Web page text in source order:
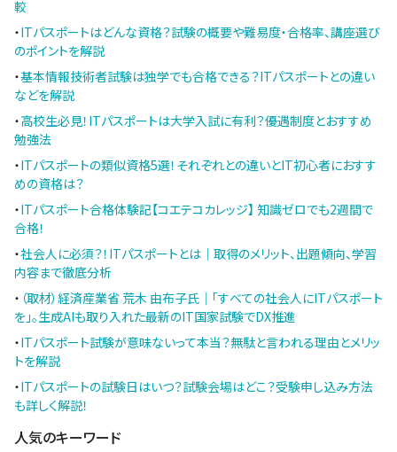
較
・ITパスポートはどんな資格？試験の概要や難易度・合格率、講座選び
のポイントを解説
・基本情報技術者試験は独学でも合格できる？ITパスポートとの違い
などを解説
・高校生必見！ITパスポートは大学入試に有利？優遇制度とおすすめ
勉強法
・ITパスポートの類似資格5選！それぞれとの違いとIT初心者におすす
めの資格は？
・ITパスポート合格体験記【コエテコカレッジ】 知識ゼロでも2週間で
合格！
・社会人に必須？！ITパスポートとは｜取得のメリット、出題傾向、学習
内容まで徹底分析
・ （取材）経済産業省 荒木 由布子氏｜「すべての社会人にITパスポート
を」。生成AIも取り入れた最新のIT国家試験でDX推進
・ITパスポート試験が意味ないって本当？無駄と言われる理由とメリッ
トを解説
・ITパスポートの試験日はいつ？試験会場はどこ？受験申し込み方法
も詳しく解説！
人気のキーワード